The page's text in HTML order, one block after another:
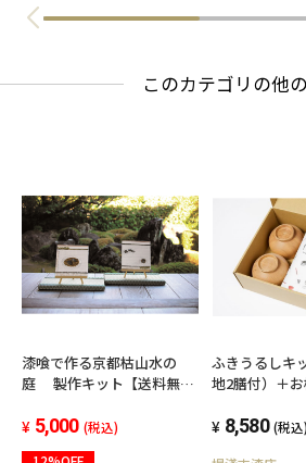
このカテゴリの他
漆喰で作る京都枯山水の
庭 製作キット【送料無
5,000 (税込)
ふきうるしキ
地2膳付）＋
8,580 (税込)